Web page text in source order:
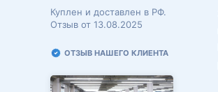
Куплен и доставлен в РФ.
Отзыв от 13.08.2025
ОТЗЫВ НАШЕГО КЛИЕНТА